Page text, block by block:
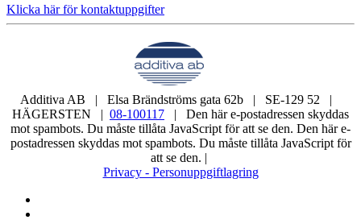
Klicka här för kontaktuppgifter
Additiva AB | Elsa Brändströms gata 62b | SE-129 52 |
HÄGERSTEN | 08-100117 | Den här e-postadressen skyddas
mot spambots. Du måste tillåta JavaScript för att se den. Den här e-
postadressen skyddas mot spambots. Du måste tillåta JavaScript för
att se den. |
Privacy - Personuppgiftlagring